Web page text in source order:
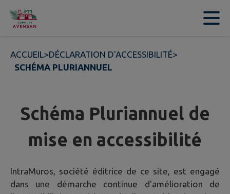
Contenu
ACCUEIL>DÉCLARATION D'ACCESSIBILITÉ>
SCHÉMA PLURIANNUEL
Schéma Pluriannuel de
mise en accessibilité
IntraMuros, société éditrice de ce site, est engagé
dans une démarche continue d'amélioration de